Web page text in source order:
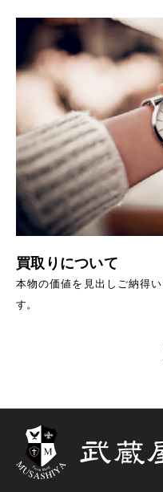
買取りについて
本物の価値を見出しご納得
す。